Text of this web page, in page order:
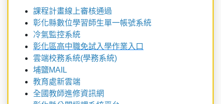
課程計畫線上審核通過
彰化縣數位學習師生單一帳號系統
冷氣監控系統
彰化區高中職免試入學作業入口
雲端校務系統(學務系統)
埔鹽MAIL
教育處新雲端
全國教師進修資訊網